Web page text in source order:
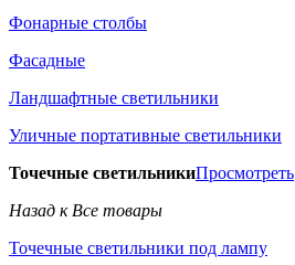
Фонарные столбы
Фасадные
Ландшафтные светильники
Уличные портативные светильники
Точечные светильникиПросмотреть
Назад к Все товары
Точечные светильники под лампу